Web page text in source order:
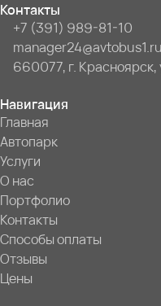
Контакты
+7 (391) 989-81-10
manager24@avtobus1.ru
660077, г. Красноярск,
Навигация
Главная
Автопарк
Услуги
О нас
Портфолио
Контакты
Способы оплаты
Отзывы
Цены